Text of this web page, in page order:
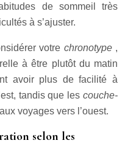
de sommeil très
à s’ajuster.
votre chronotype ,
à être plutôt du matin
avoir plus de facilité à
tandis que les couche-
voyages vers l’ouest.
selon les